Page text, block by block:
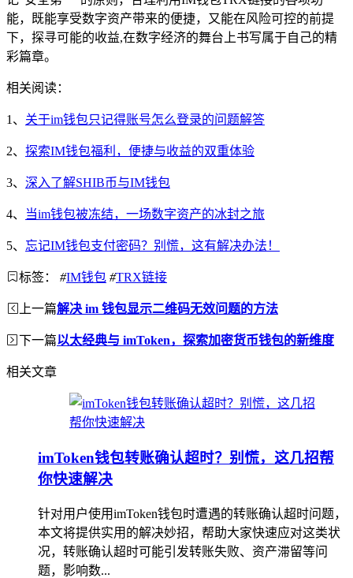
能，既能享受数字资产带来的便捷，又能在风险可控的前提
下，探寻可能的收益,在数字经济的舞台上书写属于自己的精
彩篇章。
相关阅读：
1、 关于im钱包只记得账号怎么登录的问题解答
2、 探索IM钱包福利，便捷与收益的双重体验
3、 深入了解SHIB币与IM钱包
4、 当im钱包被冻结，一场数字资产的冰封之旅
5、 忘记IM钱包支付密码？别慌，这有解决办法！
标签： #IM钱包 #TRX链接
上一篇解决 im 钱包显示二维码无效问题的方法
下一篇以太经典与 imToken，探索加密货币钱包的新维度
相关文章
imToken钱包转账确认超时？别慌，这几招帮
你快速解决
针对用户使用imToken钱包时遭遇的转账确认超时问题，
本文将提供实用的解决妙招，帮助大家快速应对这类状
况，转账确认超时可能引发转账失败、资产滞留等问
题，影响数...